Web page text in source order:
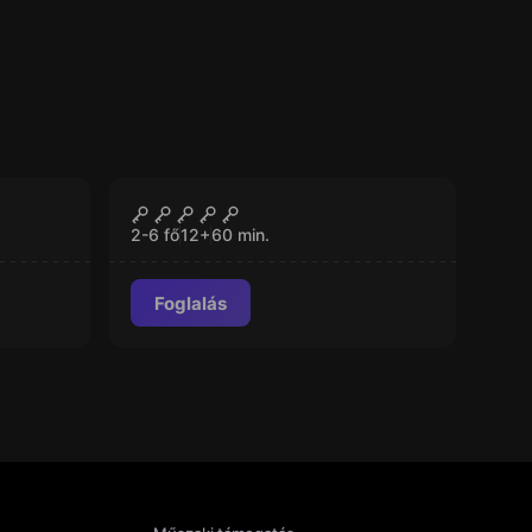
Tetthely'95
2-6 fő12+60 min.
Foglalás